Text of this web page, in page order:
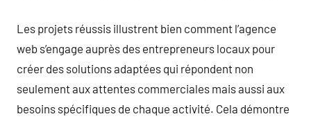
Les projets réussis illustrent bien comment l’agence
web s’engage auprès des entrepreneurs locaux pour
créer des solutions adaptées qui répondent non
seulement aux attentes commerciales mais aussi aux
besoins spécifiques de chaque activité. Cela démontre